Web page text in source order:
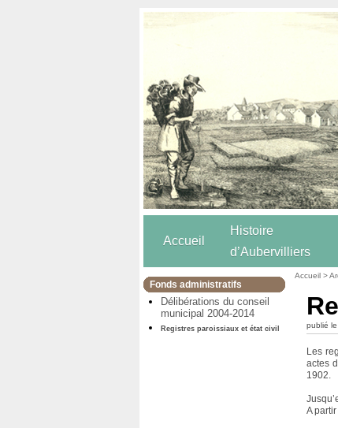
Accueil
Histoire
d’Aubervilliers
Fonds administratifs
Délibérations du conseil
municipal 2004-2014
Registres paroissiaux et état civil
Accueil >
publié
Les
actes
1902.
A